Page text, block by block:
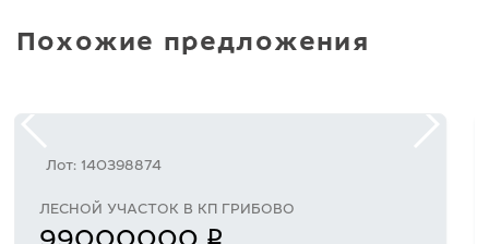
Похожие предложения
Лот: 140398874
ЛЕСНОЙ УЧАСТОК В КП ГРИБОВО